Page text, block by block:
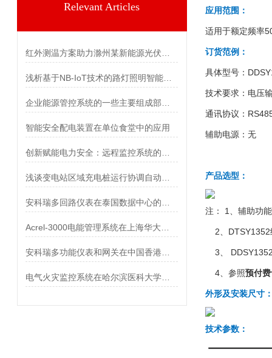
Relevant Articles
智能安全配电装置在单位食堂中的应用
应用范围：
适用于额定频率
订货范例：
具体型号：
技术要求：电压
通讯协议：
辅助电源：无
产品选型：
注： 1、辅助功
2、DTSY1352
3、
4、参照预付
外形及安装尺寸
技术参数：